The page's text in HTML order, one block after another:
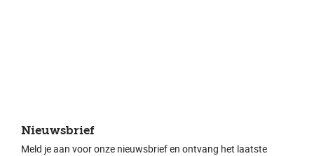
Nieuwsbrief
Meld je aan voor onze nieuwsbrief en ontvang het laatste